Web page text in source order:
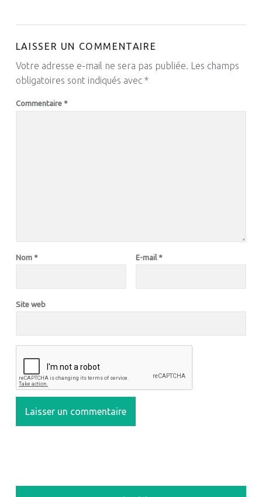
LAISSER UN COMMENTAIRE
Votre adresse e-mail ne sera pas publiée.
Les champs
obligatoires sont indiqués avec *
Commentaire *
Nom * E-mail *
Site web
SIDEBAR